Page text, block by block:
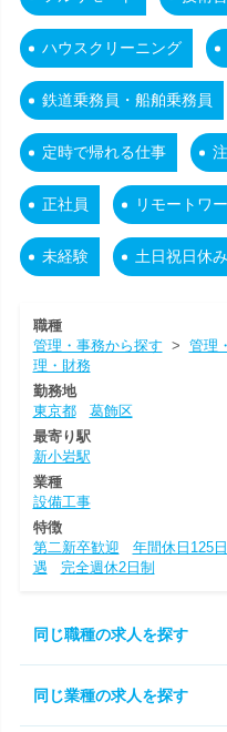
ハウスクリーニング
鉄道乗務員・船舶乗務員
定時で帰れる仕事
正社員 リモートワ
未経験 土日祝日休み
職種
管理・事務から探す > 管理
理・財務
勤務地
東京都
葛飾区
最寄り駅
新小岩駅
業種
設備工事
特徴
第二新卒歓迎
年間休日125
遇
完全週休2日制
同じ職種の求人を探す
同じ業種の求人を探す